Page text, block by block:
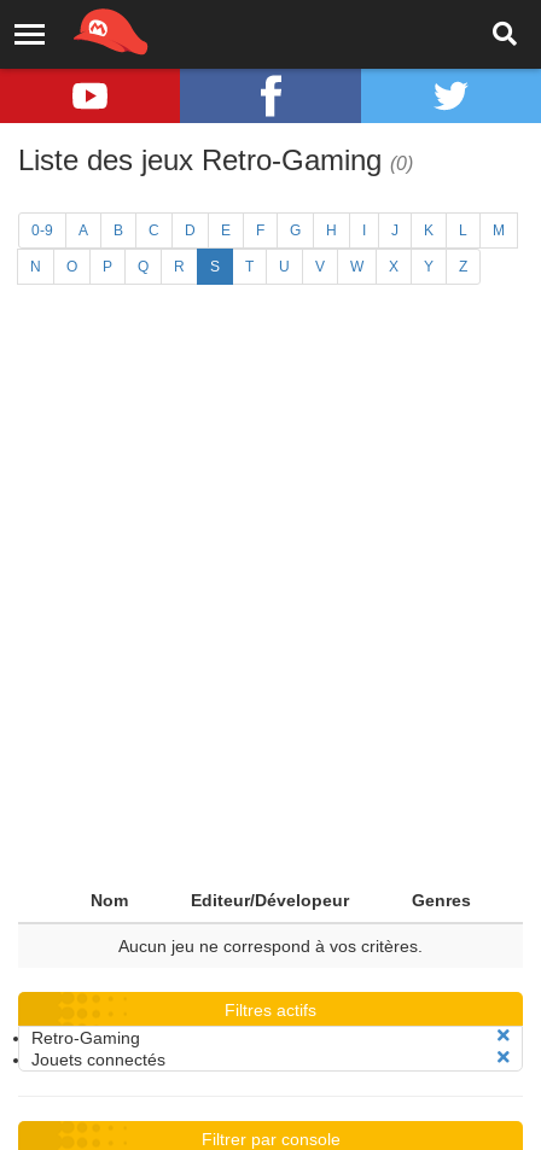
Liste des jeux Retro-Gaming (0)
0-9 A B C D E F G H J K L M
N O P Q R S T U V W X Y Z
Nom Editeur/Dévelopeur Genres
Aucun jeu ne correspond à vos critères.
Filtres actifs
Retro-Gaming
Jouets connectés
Filtrer par console